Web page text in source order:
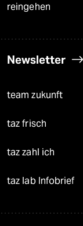
reingehen
Newsletter
team zukunft
taz frisch
taz zahl ich
taz lab Infobrief